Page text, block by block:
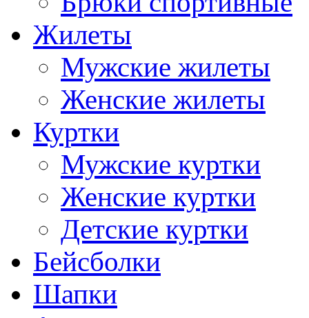
Жилеты
Мужские жилеты
Женские жилеты
Куртки
Мужские куртки
Женские куртки
Детские куртки
Бейсболки
Шапки